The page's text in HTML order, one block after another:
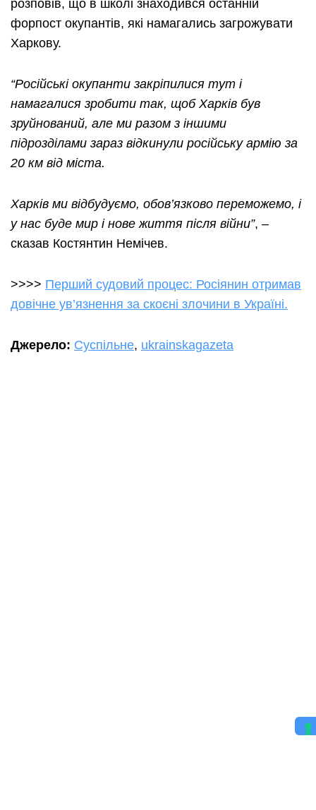
розповів, що в школі знаходився останній
форпост окупантів, які намагались загрожувати
Харкову.
“Російські окупанти закріпилися тут і
намагалися зробити так, щоб Харків був
зруйнований, але ми разом з іншими
підрозділами зараз відкинули російську армію за
20 км від міста.
Харків ми відбудуємо, обов’язково переможемо, і
у нас буде мир і нове життя після війни”, –
сказав Костянтин Немічев.
>>>> Перший судовий процес: Росіянин отримав
довічне ув’язнення за скоєні злочини в Україні.
Джерело: Суспільне, ukrainskagazeta